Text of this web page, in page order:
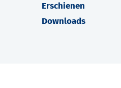
Erschienen
Downloads